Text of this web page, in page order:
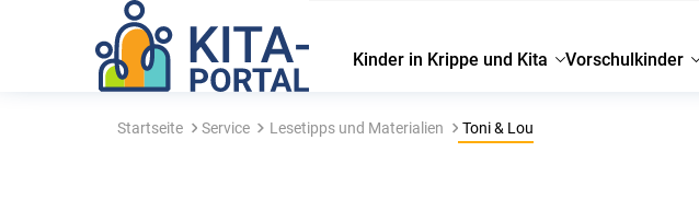
Kinder in Krippe und Kita Vorschulkinder
Startseite Service Lesetipps und Materialien Toni & Lou